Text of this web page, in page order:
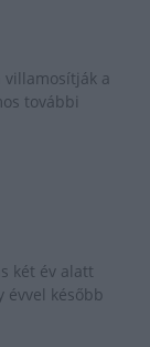
villamosítják a
további
két év alatt
évvel később